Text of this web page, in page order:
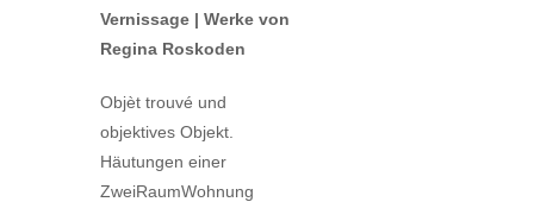
Vernissage | Werke von
Regina Roskoden
Objèt trouvé und
objektives Objekt.
Häutungen einer
ZweiRaumWohnung